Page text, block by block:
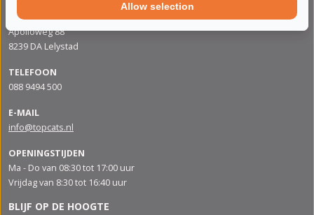
ADRES
Apolloweg 88
8239 DA Lelystad
TELEFOON
088 9494 500
E-MAIL
info@topcats.nl
OPENINGSTIJDEN
Ma - Do van 08:30 tot 17:00 uur
Vrijdag van 8:30 tot 16:40 uur
BLIJF OP DE HOOGTE
Allow selection